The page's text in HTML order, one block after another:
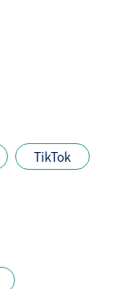
TikTok